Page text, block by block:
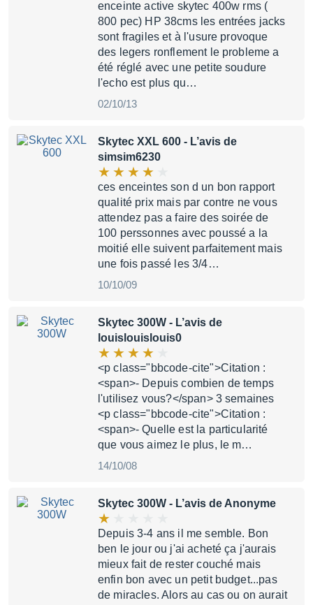
enceinte active skytec 400w rms (
800 pec) HP 38cms les entrées jacks
sont fragiles et à l'usure provoque
des legers ronflement le probleme a
été réglé avec une petite soudure
l'echo est plus qu…
02/10/13
Skytec XXL 600 - L’avis de
simsim6230
ces enceintes son d un bon rapport
qualité prix mais par contre ne vous
attendez pas a faire des soirée de
100 perssonnes avec poussé a la
moitié elle suivent parfaitement mais
une fois passé les 3/4…
10/10/09
Skytec 300W - L’avis de
louislouislouis0
<p class="bbcode-cite">Citation :
<span>- Depuis combien de temps
l'utilisez vous?</span> 3 semaines
<p class="bbcode-cite">Citation :
<span>- Quelle est la particularité
que vous aimez le plus, le m…
14/10/08
Skytec 300W - L’avis de Anonyme
Depuis 3-4 ans il me semble. Bon
ben le jour ou j'ai acheté ça j'aurais
mieux fait de rester couché mais
enfin bon avec un petit budget...pas
de miracles. Alors au cas ou on aurait